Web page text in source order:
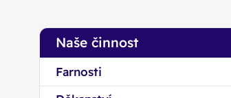
Naše činnost
Farnosti